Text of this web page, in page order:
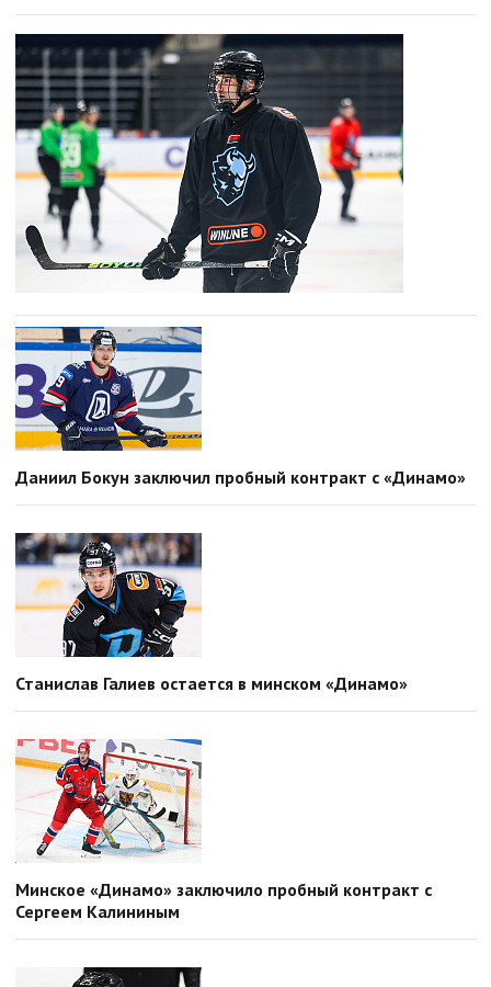
Даниил Бокун заключил пробный контракт с «Динамо»
Станислав Галиев остается в минском «Динамо»
Минское «Динамо» заключило пробный контракт с
Сергеем Калининым